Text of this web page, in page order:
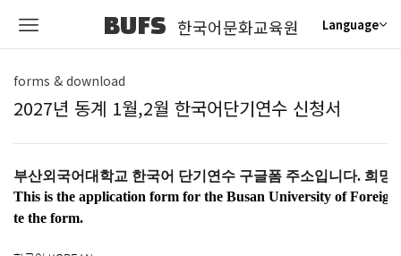
BUFS 한국어문화교육원 Language
forms & download
2027년 동계 1월,2월 한국어단기연수 신청서
부산외국어대학교 한국어 단기연수 구글폼 주소입니다. 희
This is the application form for the Busan University of
te the form.